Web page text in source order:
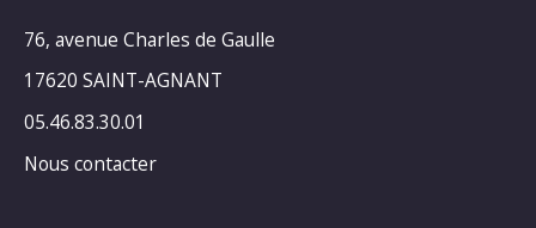
76, avenue Charles de Gaulle
17620 SAINT-AGNANT
05.46.83.30.01
Nous contacter